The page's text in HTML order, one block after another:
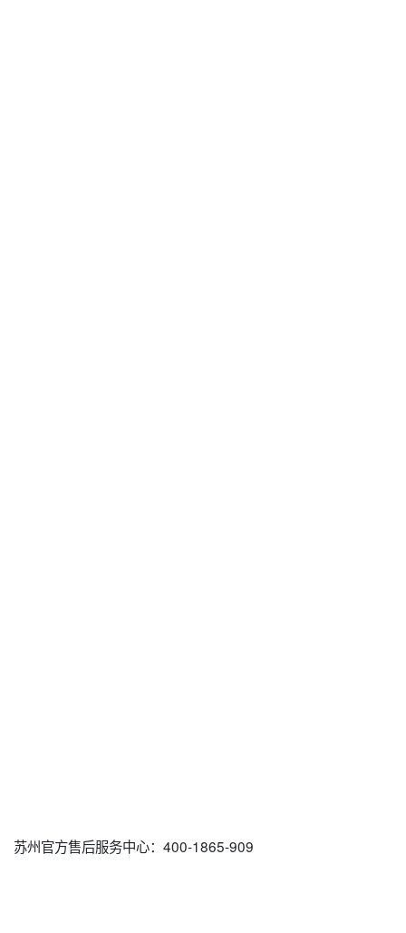
苏州官方售后服务中心：400-1865-909